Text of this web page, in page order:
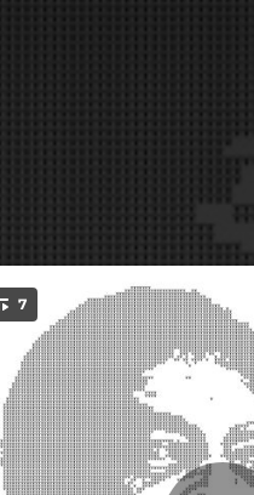
You're all set!
7 Is This Love
04:13
Nos
05:13
05:34